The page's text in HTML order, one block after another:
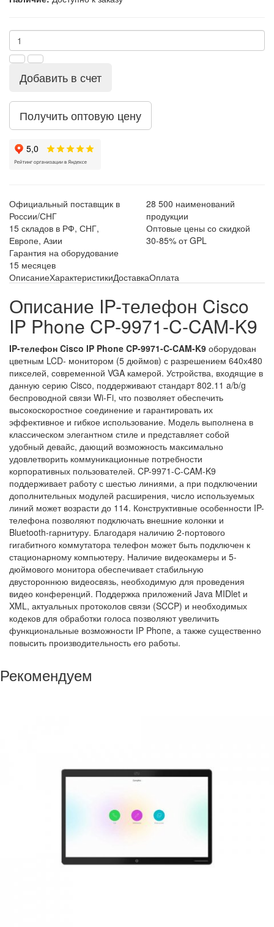
Добавить в счет
Получить оптовую цену
Официальный поставщик в
России/СНГ
28 500 наименований
продукции
15 складов в РФ, СНГ,
Европе, Азии
Оптовые цены со скидкой
30-85% от GPL
Гарантия на оборудование
15 месяцев
ОписаниеХарактеристикиДоставкаОплата
Описание IP-телефон Cisco
IP Phone CP-9971-C-CAM-K9
IP-телефон Cisco IP Phone CP-9971-C-CAM-K9 оборудован
цветным LCD- монитором (5 дюймов) с разрешением 640х480
пикселей, современной VGA камерой. Устройства, входящие в
данную серию Cisco, поддерживают стандарт 802.11 a/b/g
беспроводной связи Wi-Fi, что позволяет обеспечить
высокоскоростное соединение и гарантировать их
эффективное и гибкое использование. Модель выполнена в
классическом элегантном стиле и представляет собой
удобный девайс, дающий возможность максимально
удовлетворить коммуникационные потребности
корпоративных пользователей. CP-9971-C-CAM-K9
поддерживает работу с шестью линиями, а при подключении
дополнительных модулей расширения, число используемых
линий может возрасти до 114. Конструктивные особенности IP-
телефона позволяют подключать внешние колонки и
Bluetooth-гарнитуру. Благодаря наличию 2-портового
гигабитного коммутатора телефон может быть подключен к
стационарному компьютеру. Наличие видеокамеры и 5-
дюймового монитора обеспечивает стабильную
двустороннюю видеосвязь, необходимую для проведения
видео конференций. Поддержка приложений Java MIDlet и
XML, актуальных протоколов связи (SCCP) и необходимых
кодеков для обработки голоса позволяют увеличить
функциональные возможности IP Phone, а также существенно
повысить производительность его работы.
Рекомендуем